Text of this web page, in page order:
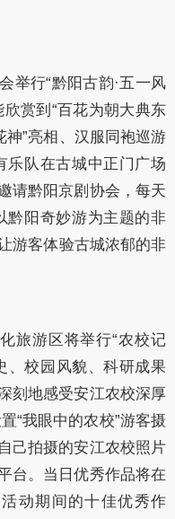
举行“黔阳古韵·五一风
赏到“百花为朝大典东
神”亮相、汉服同袍巡游
乐队在古城中正门广场
请黔阳京剧协会，每天
黔阳奇妙游为主题的非
游客体验古城浓郁的非
旅游区将举行“农校记
、校园风貌、科研成果
刻地感受安江农校深厚
“我眼中的农校”游客摄
己拍摄的安江农校照片
台。当日优秀作品将在
动期间的十佳优秀作